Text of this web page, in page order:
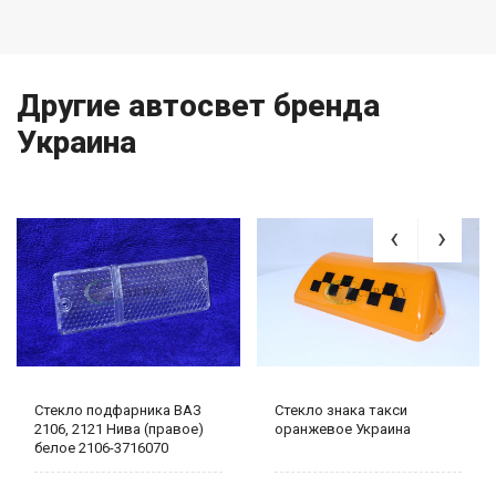
Другие автосвет бренда
Украина
Стекло подфарника ВАЗ
2106, 2121 Нива (правое)
белое 2106-3716070
Стекло знака такси
оранжевое Украина